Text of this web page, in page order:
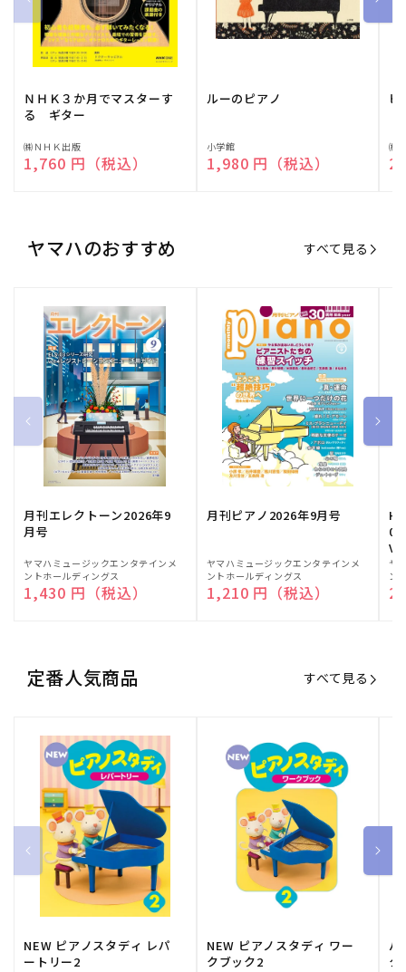
ＮＨＫ３か月でマスターす
る ギター
販
売
㈱ＮＨＫ出版
通常価格
1,760 円（税込）
ルーのピアノ
販
売
小学館
通常価格
1,980 円（税込）
ピ
販
売
㈱
ヤマハのおすすめ すべて見る
月刊エレクトーン2026年9
月号
販
売
元:
ヤマハミュージックエンタテインメ
ントホールディングス
通常価格
1,430 円（税込）
月刊ピアノ2026年9月号
販
売
元:
ヤマハミュージックエンタテインメ
ントホールディングス
通常価格
1,210 円（税込）
販
売
元:
ヤ
ン
定番人気商品 すべて見る
NEW ピアノスタディ レパ
ートリー2
NEW ピアノスタディ ワー
クブック2
バ
ク